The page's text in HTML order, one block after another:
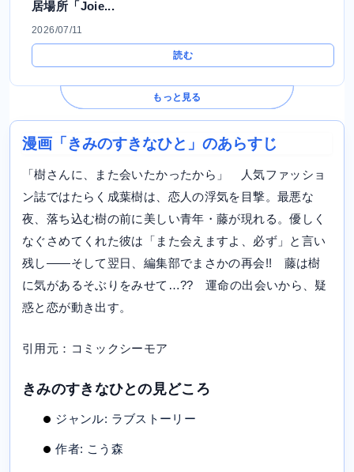
居場所「Joie...
2026/07/11
読む
もっと見る
漫画「きみのすきなひと」のあらすじ
「樹さんに、また会いたかったから」 人気ファッショ
ン誌ではたらく成葉樹は、恋人の浮気を目撃。最悪な
夜、落ち込む樹の前に美しい青年・藤が現れる。優しく
なぐさめてくれた彼は「また会えますよ、必ず」と言い
残し――そして翌日、編集部でまさかの再会!! 藤は樹
に気があるそぶりをみせて…?? 運命の出会いから、疑
惑と恋が動き出す。
引用元：コミックシーモア
きみのすきなひとの見どころ
ジャンル: ラブストーリー
作者: こう森